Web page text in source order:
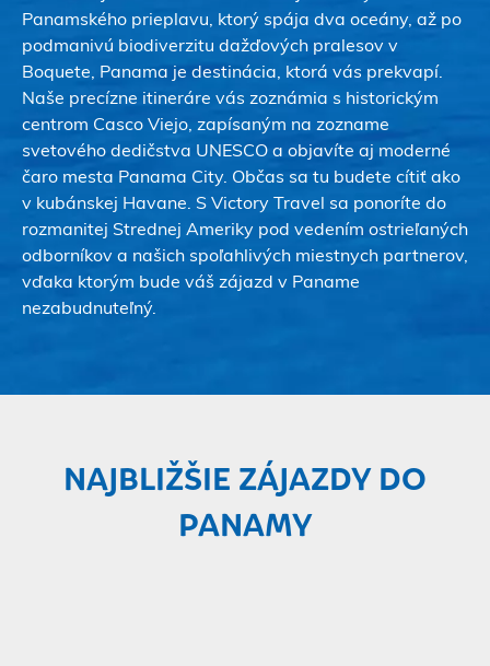
Panamského prieplavu, ktorý spája dva oceány, až po
podmanivú biodiverzitu dažďových pralesov v
Boquete, Panama je destinácia, ktorá vás prekvapí.
Naše precízne itineráre vás zoznámia s historickým
centrom Casco Viejo, zapísaným na zozname
svetového dedičstva UNESCO a objavíte aj moderné
čaro mesta Panama City. Občas sa tu budete cítiť ako
v kubánskej Havane. S Victory Travel sa ponoríte do
rozmanitej Strednej Ameriky pod vedením ostrieľaných
odborníkov a našich spoľahlivých miestnych partnerov,
vďaka ktorým bude váš zájazd v Paname
nezabudnuteľný.
NAJBLIŽŠIE ZÁJAZDY DO
PANAMY